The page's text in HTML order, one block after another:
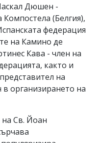
Дюшен -
(Белгия),
федерация
на Камино де
Кава - член на
както и
на
организирането на
Св. Йоан